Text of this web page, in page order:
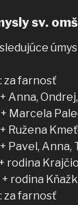
sv.
za farnosť
Anna,
+ Marcela
Ružena
Pavel, Anna,
+ rodina
+ rodina
za farnosť